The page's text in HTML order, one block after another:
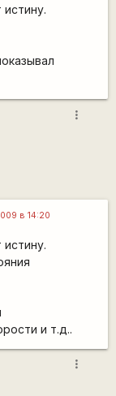
истину.
more_vert
в 14:20
истину.
и т.д..
more_vert